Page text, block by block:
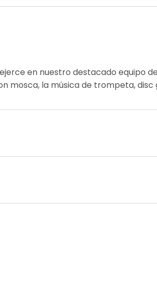
en nuestro destacado equipo
mosca, la música de trompeta, disc